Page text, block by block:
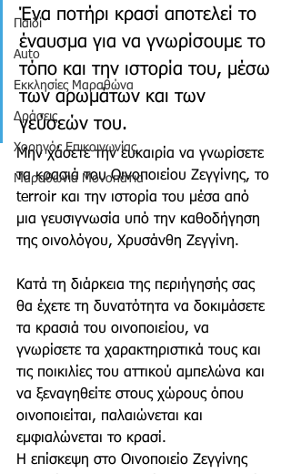
Παιδί
Auto
Εκκλησίες Μαραθώνα
Δράσεις
Χορηγός Επικοινωνίας
Μαραθώνια Μονοπάτια
Ένα ποτήρι κρασί αποτελεί το
έναυσμα για να γνωρίσουμε το
τόπο και την ιστορία του, μέσω
των αρωμάτων και των
γεύσεών του.
Μην χάσετε την ευκαιρία να γνωρίσετε
τα κρασιά του Οινοποιείου Ζεγγίνης, το
terroir και την ιστορία του μέσα από
μια γευσιγνωσία υπό την καθοδήγηση
της οινολόγου, Χρυσάνθη Ζεγγίνη.
Κατά τη διάρκεια της περιήγησής σας
θα έχετε τη δυνατότητα να δοκιμάσετε
τα κρασιά του οινοποιείου, να
γνωρίσετε τα χαρακτηριστικά τους και
τις ποικιλίες του αττικού αμπελώνα και
να ξεναγηθείτε στους χώρους όπου
οινοποιείται, παλαιώνεται και
εμφιαλώνεται το κρασί.
Η επίσκεψη στο Οινοποιείο Ζεγγίνης